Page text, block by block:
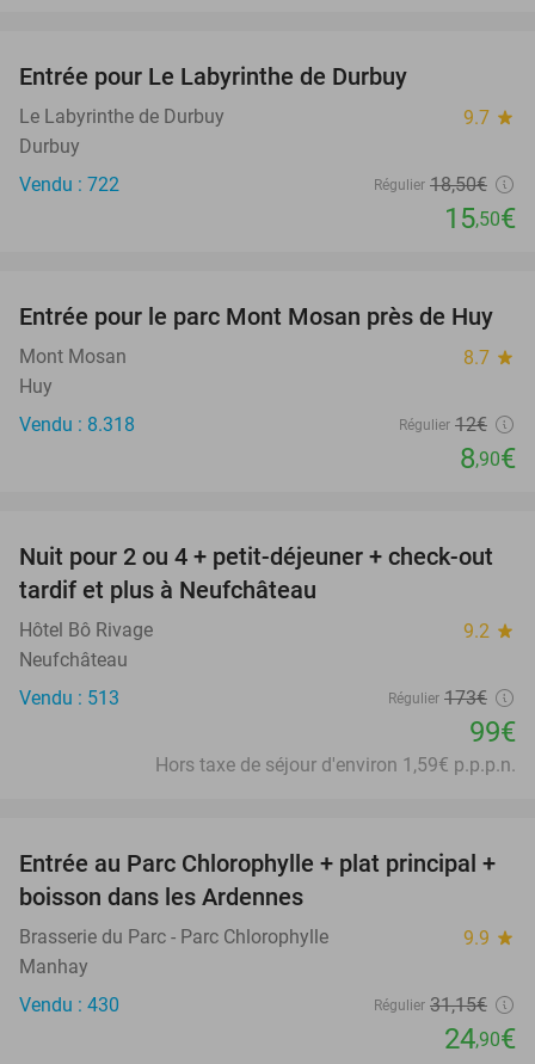
Entrée pour Le Labyrinthe de Durbuy
Le Labyrinthe de Durbuy 9.7 star
Durbuy
Vendu : 722
Régulier 18,50€
15,50€
26%
Entrée pour le parc Mont Mosan près de Huy
Mont Mosan 8.7 star
Huy
Vendu : 8.318
Régulier 12€
8,90€
43%
Nuit pour 2 ou 4 + petit-déjeuner + check-out
tardif et plus à Neufchâteau
Hôtel Bô Rivage 9.2 star
Neufchâteau
Vendu : 513
Régulier 173€
99€
Hors taxe de séjour d'environ 1,59€ p.p.p.n.
20%
Entrée au Parc Chlorophylle + plat principal +
boisson dans les Ardennes
Brasserie du Parc - Parc Chlorophylle 9.9 star
Manhay
Vendu : 430
Régulier 31,15€
24,90€